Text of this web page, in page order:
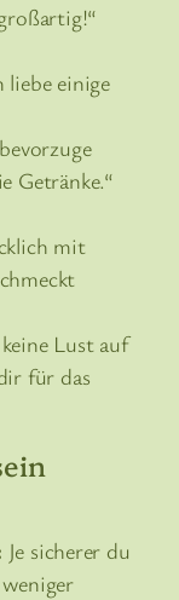
liebe einige
Getränke.“
mit
Lust auf
für das
Je sicherer du